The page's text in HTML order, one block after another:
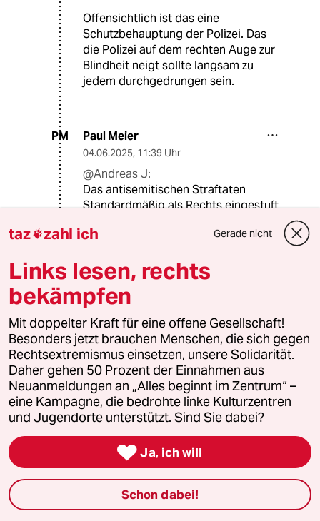
Offensichtlich ist das eine
Schutzbehauptung der Polizei. Das
die Polizei auf dem rechten Auge zur
Blindheit neigt sollte langsam zu
jedem durchgedrungen sein.
PM Paul Meier
04.06.2025, 11:39 Uhr
@Andreas J:
Das antisemitischen Straftaten
Standardmäßig als Rechts eingestuft
bereits seit Jahren bekannt und Teil
rassistischen Straftaten häufig
anders agiert, muss da kein
Widerspruch sein.
A Abdurchdiemitte
03.06.2025,18:42 Uhr
Okay, einverstanden … sehen wir
Antisemitismus also als
gesamtgesellschaftliches Phänomen.
Mich hätte dann allerdings auch interessiert,
ob und inwieweit Herr Poensgen einen
Zusammenhang zwischen den Phänomenen
Antisemitismus und Extremismus der Mitte
taz zahl ich Gerade nicht
Links lesen, rechts
bekämpfen
Mit doppelter Kraft für eine offene Gesellschaft!
Besonders jetzt brauchen Menschen, die sich gegen
Rechtsextremismus einsetzen, unsere Solidarität.
Daher gehen 50 Prozent der Einnahmen aus
Neuanmeldungen an „Alles beginnt im Zentrum“ –
eine Kampagne, die bedrohte linke Kulturzentren
und Jugendorte unterstützt. Sind Sie dabei?
 Ja, ich will
Schon dabei!